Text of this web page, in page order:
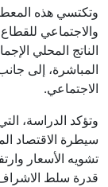
وتكتسي هذه
المباشرة، إلى
الاجتماعي.
وتؤكد الدراسة،
سيطرة الاقتصاد
تشويه الأسعار
قدرة سلط